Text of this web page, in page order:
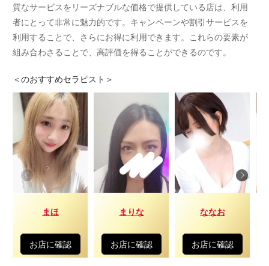
質なサービスをリーズナブルな価格で提供している店は、利用
者にとって非常に魅力的です。キャンペーンや割引サービスを
利用することで、さらにお得に利用できます。これらの要素が
組み合わさることで、高評価を得ることができるのです。
＜のおすすめセラピスト＞
まほ
お店に確認
まりな
お店に確認
ななお
お店に確認